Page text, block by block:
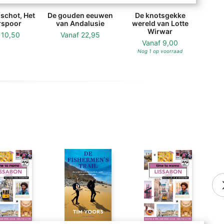
Het
10,50
De gouden eeuwen
van Andalusie
Vanaf 22,95
De knotsgekke
wereld van Lotte
Wirwar
Vanaf 9,00
Nog 1 op voorraad